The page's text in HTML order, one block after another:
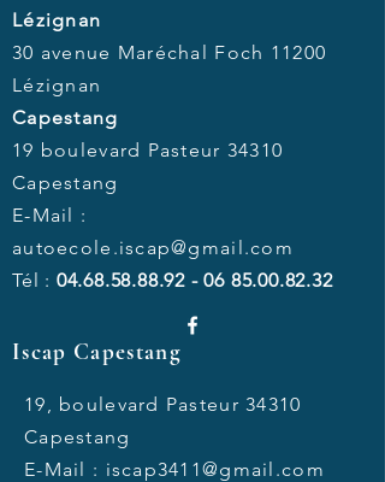
Lézignan
30 avenue Maréchal Foch 11200
Lézignan
Capestang
19 boulevard Pasteur 34310
Capestang
E-Mail :
autoecole.iscap@gmail.com
Tél : 04.68.58.88.92 - 06 85.00.82.32
Iscap Capestang
19, boulevard Pasteur 34310
Capestang
E-Mail : iscap3411@gmail.com